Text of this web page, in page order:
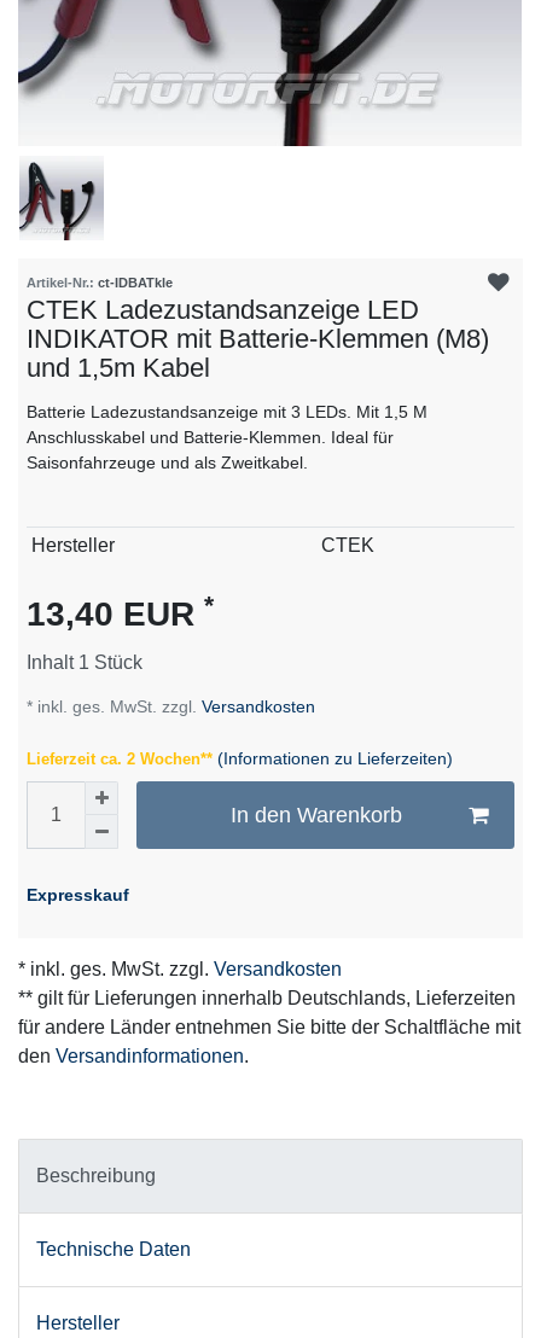
Artikel-Nr.: ct-IDBATkle
CTEK Ladezustandsanzeige LED
INDIKATOR mit Batterie-Klemmen (M8)
und 1,5m Kabel
Batterie Ladezustandsanzeige mit 3 LEDs. Mit 1,5 M
Anschlusskabel und Batterie-Klemmen. Ideal für
Saisonfahrzeuge und als Zweitkabel.
Technisches
Wert
Hersteller CTEK
13,40 EUR *
Inhalt 1 Stück
* inkl. ges. MwSt. zzgl. Versandkosten
Lieferzeit ca. 2 Wochen** (Informationen zu Lieferzeiten)
In den Warenkorb
Expresskauf
* inkl. ges. MwSt. zzgl. Versandkosten
** gilt für Lieferungen innerhalb Deutschlands, Lieferzeiten
für andere Länder entnehmen Sie bitte der Schaltfläche mit
den Versandinformationen.
Beschreibung
Technische Daten
Hersteller